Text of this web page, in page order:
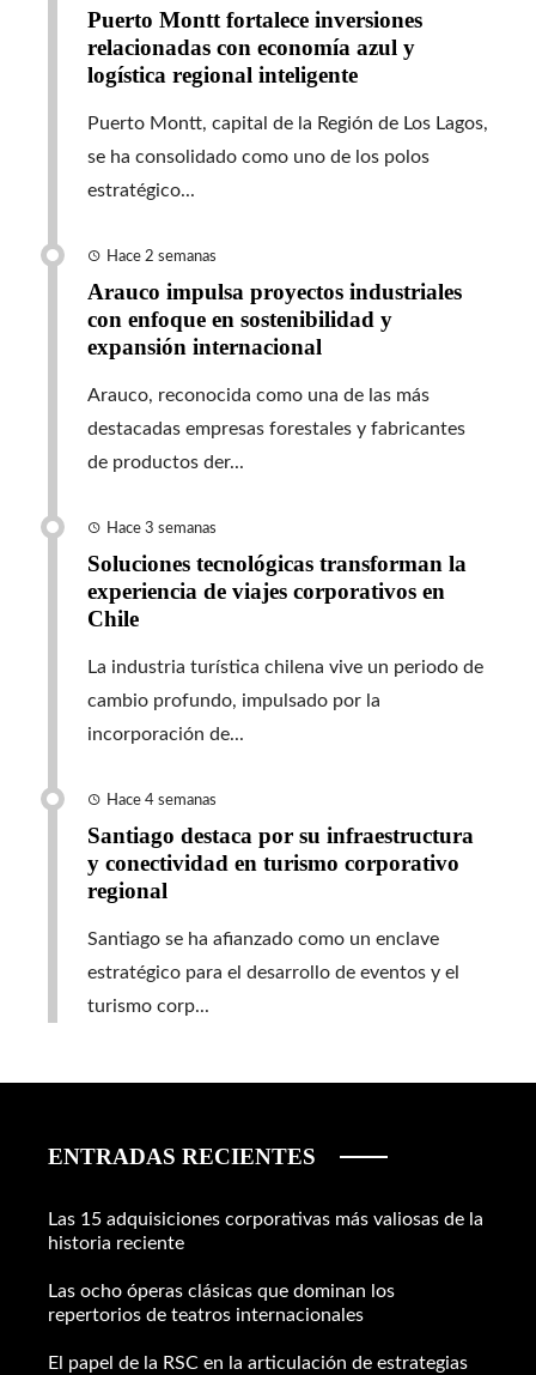
Puerto Montt fortalece inversiones
relacionadas con economía azul y
logística regional inteligente
Puerto Montt, capital de la Región de Los Lagos,
se ha consolidado como uno de los polos
estratégico...
Hace 2 semanas
Arauco impulsa proyectos industriales
con enfoque en sostenibilidad y
expansión internacional
Arauco, reconocida como una de las más
destacadas empresas forestales y fabricantes
de productos der...
Hace 3 semanas
Soluciones tecnológicas transforman la
experiencia de viajes corporativos en
Chile
La industria turística chilena vive un periodo de
cambio profundo, impulsado por la
incorporación de...
Hace 4 semanas
Santiago destaca por su infraestructura
y conectividad en turismo corporativo
regional
Santiago se ha afianzado como un enclave
estratégico para el desarrollo de eventos y el
turismo corp...
ENTRADAS RECIENTES
Las 15 adquisiciones corporativas más valiosas de la
historia reciente
Las ocho óperas clásicas que dominan los
repertorios de teatros internacionales
El papel de la RSC en la articulación de estrategias